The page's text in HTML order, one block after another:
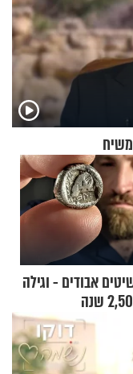
אבודים - וגילה